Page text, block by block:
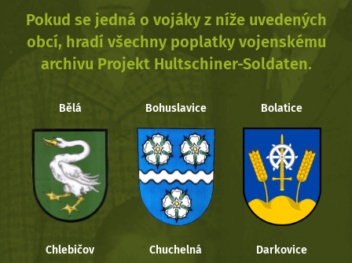
Pokud se jedná o vojáky z níže uvedených
obcí, hradí všechny poplatky vojenskému
archivu Projekt Hultschiner-Soldaten.
Bělá Bohuslavice Bolatice
Chlebičov Chuchelná Darkovice